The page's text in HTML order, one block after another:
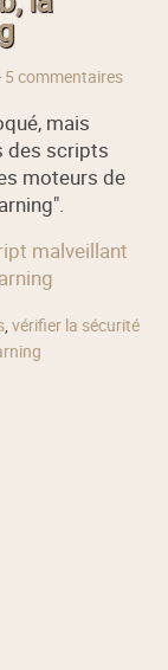
5 commentaires
mais
des scripts
moteurs de
malveillant
,vérifier la sécurité